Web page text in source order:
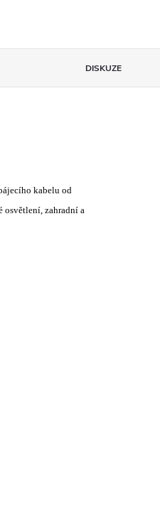
DISKUZE
kabelu od
osvětlení, zahradní a